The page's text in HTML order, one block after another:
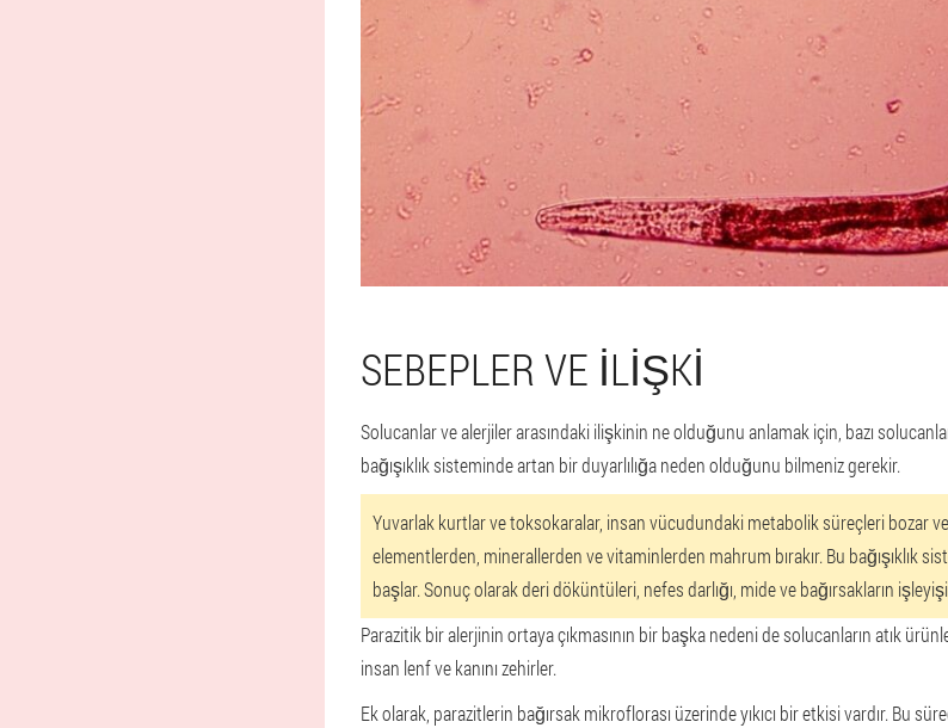
SEBEPLER VE ILIŞKI
Solucanlar ve alerjiler arasındaki ilişkinin ne olduğunu anlamak için, bazı
bağışıklık sisteminde artan bir duyarlılığa neden olduğunu bilmeniz gerekir.
Yuvarlak kurtlar ve toksokaralar, insan vücudundaki metabolik süreçleri bozar
elementlerden, minerallerden ve vitaminlerden mahrum bırakır. Bu bağışıklık
başlar. Sonuç olarak deri döküntüleri, nefes darlığı, mide ve bağırsakların
Parazitik bir alerjinin ortaya çıkmasının bir başka nedeni de solucanların atık
insan lenf ve kanını zehirler.
Ek olarak, parazitlerin bağırsak mikroflorası üzerinde yıkıcı bir etkisi vardır. Bu